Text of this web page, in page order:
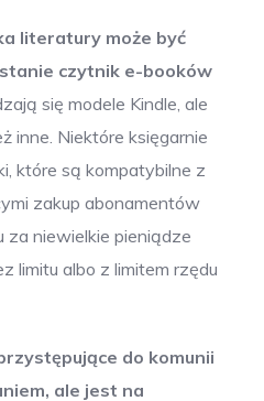
literatury może być
czytnik e-booków
się modele Kindle, ale
inne. Niektóre księgarnie
które są kompatybilne z
zakup abonamentów
za niewielkie pieniądze
limitu albo z limitem rzędu
do komunii
ale jest na